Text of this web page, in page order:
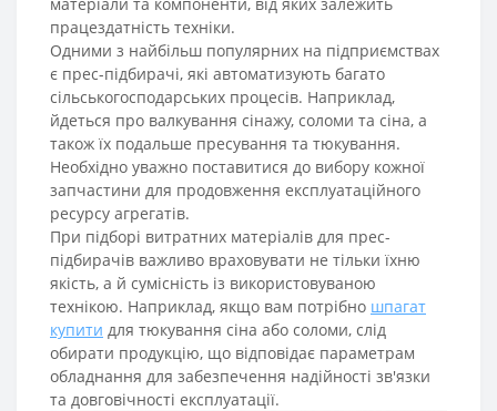
працездатність техніки.
Одними з найбільш популярних на підприємствах
є прес-підбирачі, які автоматизують багато
сільськогосподарських процесів. Наприклад,
йдеться про валкування сінажу, соломи та сіна, а
також їх подальше пресування та тюкування.
Необхідно уважно поставитися до вибору кожної
запчастини для продовження експлуатаційного
ресурсу агрегатів.
При підборі витратних матеріалів для прес-
підбирачів важливо враховувати не тільки їхню
якість, а й сумісність із використовуваною
технікою. Наприклад, якщо вам потрібно шпагат
купити для тюкування сіна або соломи, слід
обирати продукцію, що відповідає параметрам
обладнання для забезпечення надійності зв'язки
та довговічності експлуатації.